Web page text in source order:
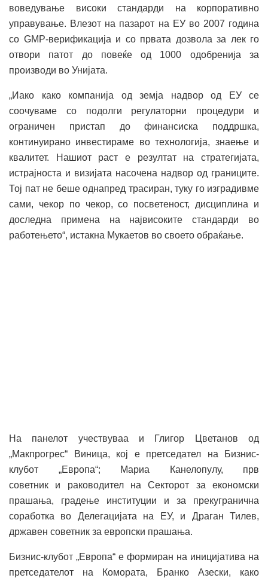
воведување високи стандарди на корпоративно
управување. Влезот на пазарот на ЕУ во 2007 година
со GMP-верификација и со првата дозвола за лек го
отвори патот до повеќе од 1000 одобренија за
производи во Унијата.
„Иако како компанија од земја надвор од ЕУ се
соочуваме со подолги регулаторни процедури и
ограничен пристап до финансиска поддршка,
континуирано инвестираме во технологија, знаење и
квалитет. Нашиот раст е резултат на стратегијата,
истрајноста и визијата насочена надвор од границите.
Тој пат не беше однапред трасиран, туку го изградивме
сами, чекор по чекор, со посветеност, дисциплина и
доследна примена на највисоките стандарди во
работењето“, истакна Мукаетов во своето обраќање.
На панелот учествуваа и Глигор Цветанов од
„Макпрогрес“ Виница, кој е претседател на Бизнис-
клубот „Европа“; Мариa Канелопулу, прв
советник и раководител на Секторот за економски
прашања, градење институции и за прекугранична
соработка во Делегацијата на ЕУ, и Драган Тилев,
државен советник за европски прашања.
Бизнис-клубот „Европа“ е формиран на иницијатива на
претседателот на Комората, Бранко Азески, како